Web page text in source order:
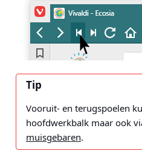
Tip
Vooruit- en terugspoelen
hoofdwerkbalk maar ook
muisgebaren.